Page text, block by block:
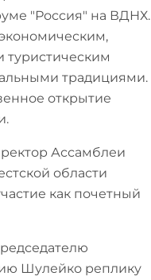
"Россия" на ВДНХ.
традициями.
открытие
Ассамблеи
области
как почетный
Шулейко реплику